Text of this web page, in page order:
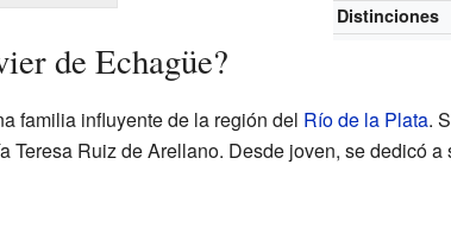
Distinciones
de Echagüe?
familia influyente de la región del Río de la Plata.
Teresa Ruiz de Arellano. Desde joven, se dedicó